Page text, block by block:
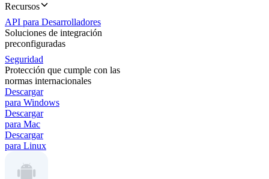
Recursos
API para Desarrolladores
Soluciones de integración
preconfiguradas
Seguridad
Protección que cumple con las
normas internacionales
Descargar
para Windows
Descargar
para Mac
Descargar
para Linux